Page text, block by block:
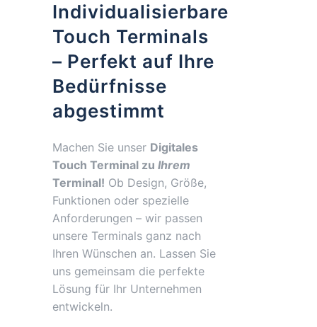
Individualisierbare
Touch Terminals
– Perfekt auf Ihre
Bedürfnisse
abgestimmt
Machen Sie unser Digitales
Touch Terminal zu Ihrem
Terminal! Ob Design, Größe,
Funktionen oder spezielle
Anforderungen – wir passen
unsere Terminals ganz nach
Ihren Wünschen an. Lassen Sie
uns gemeinsam die perfekte
Lösung für Ihr Unternehmen
entwickeln.